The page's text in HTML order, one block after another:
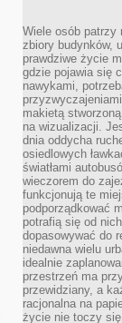
Wiele osób patrzy
zbiory budynków,
prawdziwe życie
gdzie pojawia się
nawykami,
makietą
na wizualizacji.
dnia oddycha
osiedlowych
światłami
wieczorem do
funkcjonują te
podporządkować
potrafią się od
dopasowywać do
niedawna wielu
idealnie
przestrzeń ma
przewidziany, a
racjonalna na
życie nie toczy